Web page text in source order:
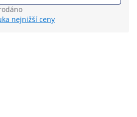
nejnižší ceny